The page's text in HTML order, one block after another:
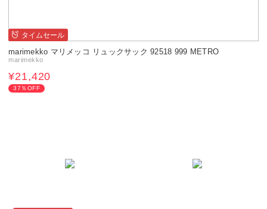
タイムセール
marimekko マリメッコ リュックサック 92518 999 METRO
marimekko
¥21,420
37％OFF